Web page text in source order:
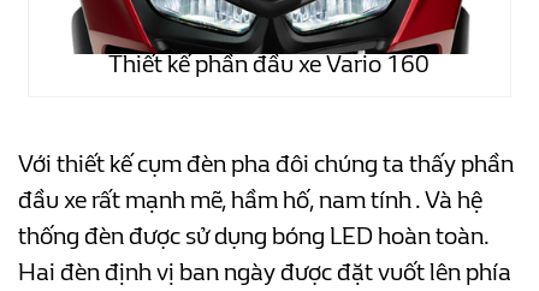
Thiết kế phần đầu xe Vario 160
Với thiết kế cụm đèn pha đôi chúng ta thấy phần
đầu xe rất mạnh mẽ, hầm hố, nam tính . Và hệ
thống đèn được sử dụng bóng LED hoàn toàn.
Hai đèn định vị ban ngày được đặt vuốt lên phía